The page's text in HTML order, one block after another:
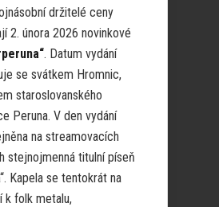
držitelé ceny
2. února 2026 novinkové
. Datum vydání
se svátkem Hromnic,
staroslovanského
Peruna. V den vydání
na streamovacích
stejnojmenná titulní píseň
Kapela se tentokrát na
k folk metalu,